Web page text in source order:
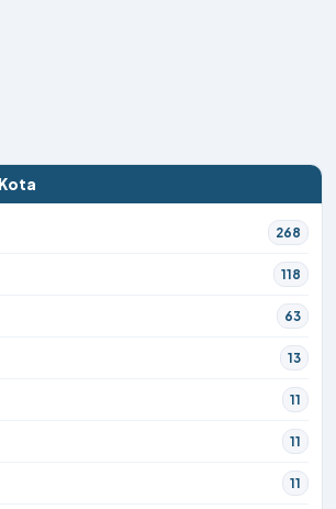
268
118
63
13
11
11
11